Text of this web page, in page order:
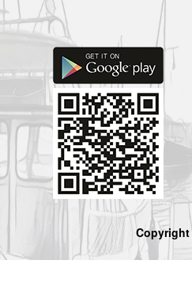
Copyright